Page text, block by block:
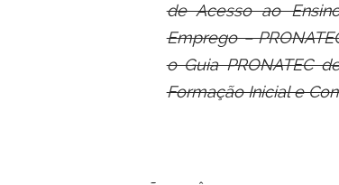
de Acesso ao
Emprego –
o Guia PRONATEC
Formação Inicial e